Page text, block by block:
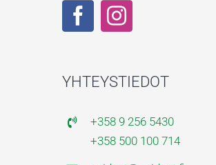
YHTEYSTIEDOT
+358 9 256 5430
+358 500 100 714